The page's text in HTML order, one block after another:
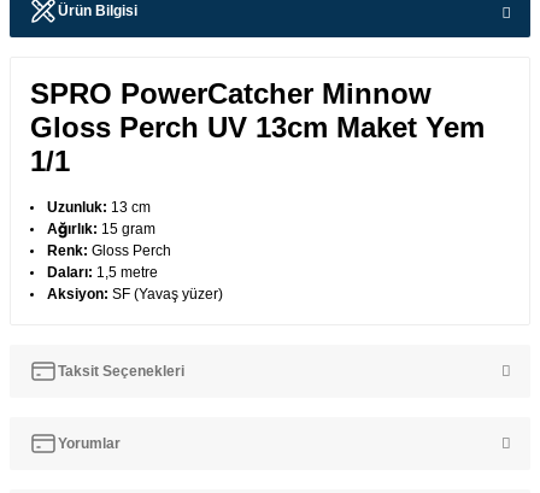
Ürün Bilgisi
SPRO PowerCatcher Minnow
Gloss Perch UV 13cm Maket Yem
1/1
Uzunluk: 13 cm
Ağırlık: 15 gram
Renk: Gloss Perch
Daları: 1,5 metre
Aksiyon: SF (Yavaş yüzer)
Taksit Seçenekleri
Yorumlar